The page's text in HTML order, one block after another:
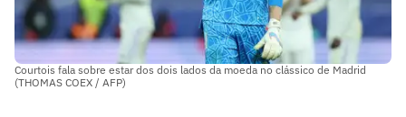
Courtois fala sobre estar dos dois lados da moeda no clássico de Madrid
(THOMAS COEX / AFP)